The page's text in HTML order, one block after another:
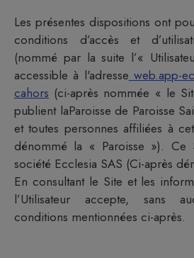
Les présentes dispositions ont
conditions d’accès et
(nommé par la suite l’«
accessible à l'adresse web.app-
cahors (ci-après nommée « le
publient laParoisse de Paroisse
et toutes personnes affiliées à
dénommé la « Paroisse »). Ce
société Ecclesia SAS (Ci-après
En consultant le Site et les
l’Utilisateur accepte, sans
conditions mentionnées ci-après.